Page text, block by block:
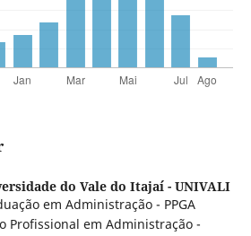
do Vale do Itajaí - UNIVALI
em Administração - PPGA
Profissional em Administração -